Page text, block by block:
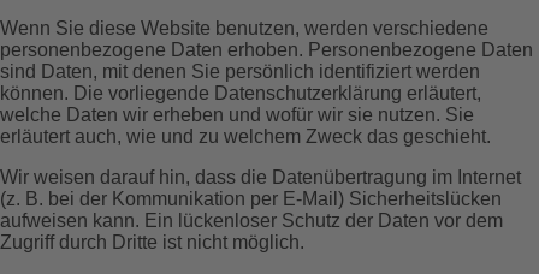
Wenn Sie diese Website benutzen, werden verschiedene
personenbezogene Daten erhoben. Personenbezogene Daten
sind Daten, mit denen Sie persönlich identifiziert werden
können. Die vorliegende Datenschutzerklärung erläutert,
welche Daten wir erheben und wofür wir sie nutzen. Sie
erläutert auch, wie und zu welchem Zweck das geschieht.
Wir weisen darauf hin, dass die Datenübertragung im Internet
(z. B. bei der Kommunikation per E-Mail) Sicherheitslücken
aufweisen kann. Ein lückenloser Schutz der Daten vor dem
Zugriff durch Dritte ist nicht möglich.